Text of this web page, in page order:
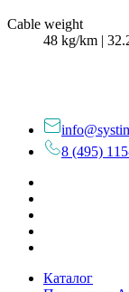
Cable weight
48 kg/km |
8 (495)
Каталог